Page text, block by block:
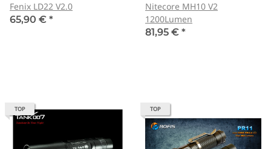
Fenix LD22 V2.0
65,90 € *
Nitecore MH10 V2
1200Lumen
81,95 € *
TOP TOP